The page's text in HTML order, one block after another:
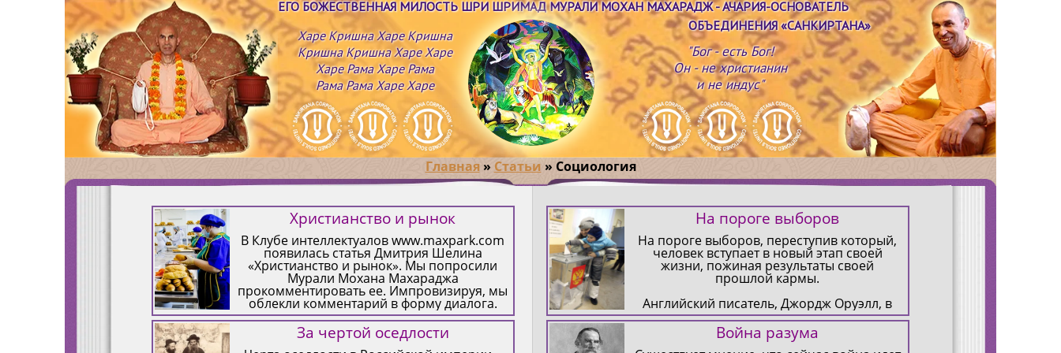
ЕГО БОЖЕСТВЕННАЯ МИЛОСТЬ ШРИ ШРИМАД МУРАЛИ МОХАН МАХАРАДЖ- АЧАРИЯ-ОСНОВАТЕЛЬ
ОБЪЕДИНЕНИЯ «САНКИРТАНА»
Харе Кришна Харе Кришна
Кришна Кришна Харе Харе
Харе Рама Харе Рама
Рама Рама Харе Харе
"Бог - есть Бог!
Он - не христианин
и не индус"
Главная» Статьи » Социология
Христианство и рынок
В Клубе интеллектуалов www.maxpark.com
появилась статья Дмитрия Шелина
«Христианство и рынок». Мы попросили
Мурали Мохана Махараджа
прокомментировать ее. Импровизируя, мы
облекли комментарий в форму диалога.
ДШ: Человечество выработало рынок –
среду для обмена благами по схеме товар-
деньги и деньги-товар. В этом принципе
На пороге выборов
На пороге выборов, переступив который,
человек вступает в новый этап своей
жизни, пожиная результаты своей
прошлой кармы.
Английский писатель, Джордж Оруэлл, в
1945 году написал небольшой
сатирический рассказ “Скотный двор”. В
повести изображена эволюция животных,
За чертой оседлости Война разума